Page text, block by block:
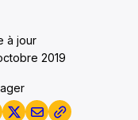
à jour
2019